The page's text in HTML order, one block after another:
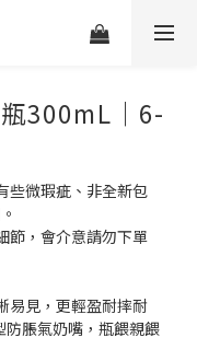
瓶300mL｜6-
些微瑕疵、非全新包
節，會介意請勿下單
易見，更輕盈耐摔耐
脹氣奶嘴，瓶餵親餵